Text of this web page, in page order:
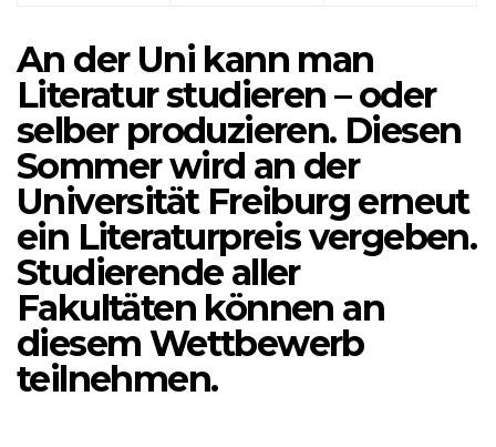
An der Uni kann man
Literatur studieren – oder
selber produzieren. Diesen
Sommer wird an der
Universität Freiburg erneut
ein Literaturpreis vergeben.
Studierende aller
Fakultäten können an
diesem Wettbewerb
teilnehmen.